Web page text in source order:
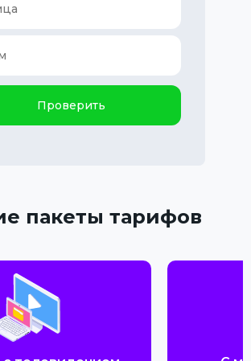
Проверить
пакеты тарифов